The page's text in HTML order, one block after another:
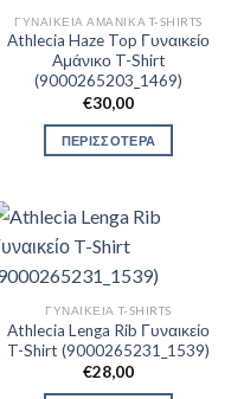
ΓΥΝΑΙΚΕΊΑ ΑΜΆΝΙΚΑ T-SHIRTS
Athlecia Haze Top Γυναικείο
Aμάνικο T-Shirt
(9000265203_1469)
€30,00
ΠΕΡΙΣΣΟΤΕΡΑ
ΓΥΝΑΙΚΕΊΑ T-SHIRTS
Athlecia Lenga Rib Γυναικείο
T-Shirt (9000265231_1539)
€28,00